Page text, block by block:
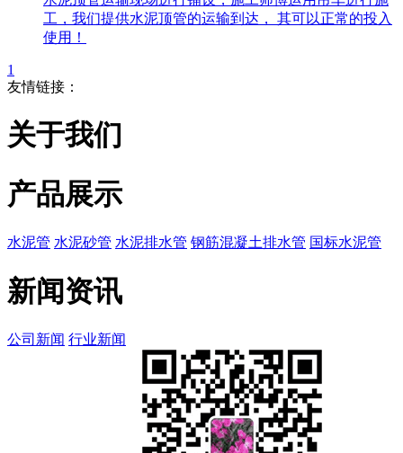
工，我们提供水泥顶管的运输到达， 其可以正常的投入
使用！
1
友情链接：
关于我们
产品展示
水泥管 水泥砂管 水泥排水管 钢筋混凝土排水管 国标水泥管
新闻资讯
公司新闻 行业新闻